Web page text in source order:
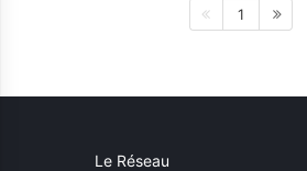
1
Le Réseau